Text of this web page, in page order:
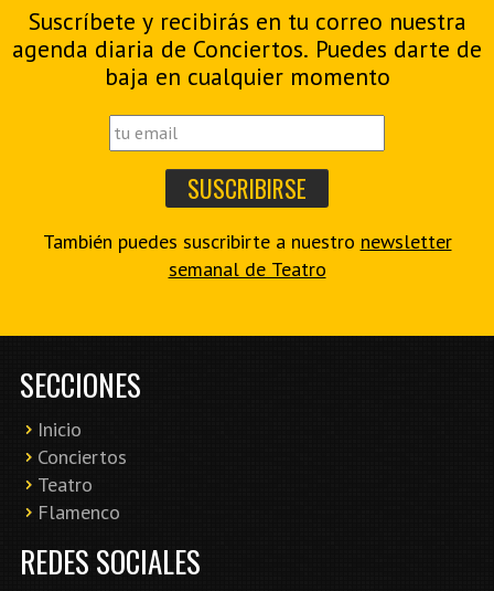
Suscríbete y recibirás en tu correo nuestra
agenda diaria de Conciertos. Puedes darte de
baja en cualquier momento
También puedes suscribirte a nuestro newsletter
semanal de Teatro
SECCIONES
Inicio
Conciertos
Teatro
Flamenco
REDES SOCIALES